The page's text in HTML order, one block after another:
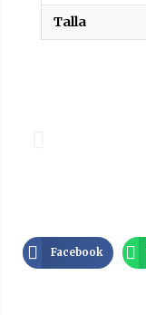
Talla
Facebook